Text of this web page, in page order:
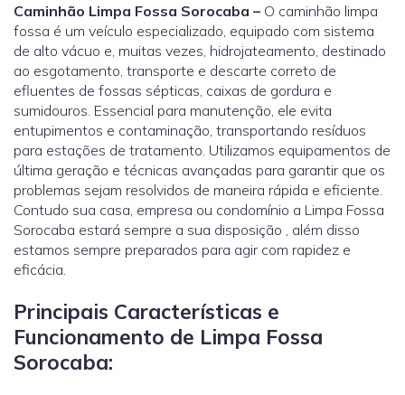
Caminhão Limpa Fossa Sorocaba – O caminhão limpa
fossa é um veículo especializado, equipado com sistema
de alto vácuo e, muitas vezes, hidrojateamento, destinado
ao esgotamento, transporte e descarte correto de
efluentes de fossas sépticas, caixas de gordura e
sumidouros. Essencial para manutenção, ele evita
entupimentos e contaminação, transportando resíduos
para estações de tratamento. Utilizamos equipamentos de
última geração e técnicas avançadas para garantir que os
problemas sejam resolvidos de maneira rápida e eficiente.
Contudo sua casa, empresa ou condomínio a Limpa Fossa
Sorocaba estará sempre a sua disposição , além disso
estamos sempre preparados para agir com rapidez e
eficácia.
Principais Características e
Funcionamento de Limpa Fossa
Sorocaba: